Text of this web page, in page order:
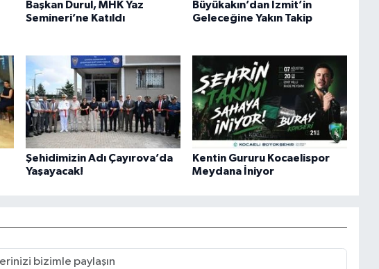
Başkan Durul, MHK Yaz
Semineri’ne Katıldı
Büyükakın’dan İzmit’in
Geleceğine Yakın Takip
Şehidimizin Adı Çayırova’da
Yaşayacak!
Kentin Gururu Kocaelispor
Meydana İniyor